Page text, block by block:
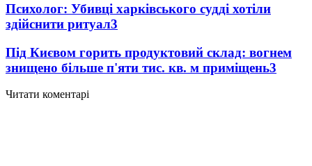
Психолог: Убивці харківського судді хотіли
здійснити ритуал3
Під Києвом горить продуктовий склад: вогнем
знищено більше п'яти тис. кв. м приміщень3
Читати коментарі